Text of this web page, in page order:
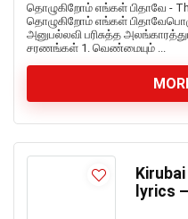
தொழுகிறோம் எங்கள் பிதாவே -
தொழுகிறோம் எங்கள்
அனுபல்லவி பரிசுத்த
சரணங்கள் 1. வெண்மையும் ...
lyrics